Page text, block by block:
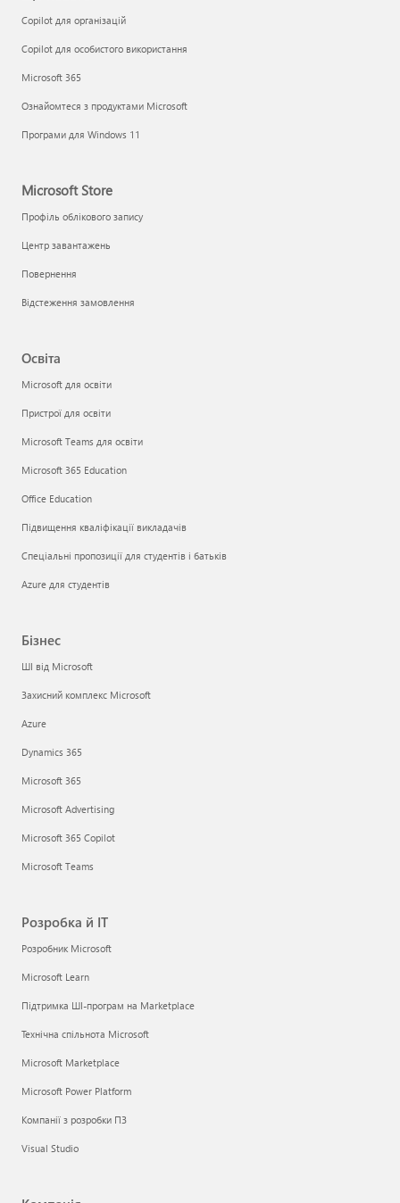
Copilot для організацій
Copilot для особистого використання
Microsoft 365
Ознайомтеся з продуктами Microsoft
Програми для Windows 11
Microsoft Store
Профіль облікового запису
Центр завантажень
Повернення
Відстеження замовлення
Освіта
Microsoft для освіти
Пристрої для освіти
Microsoft Teams для освіти
Microsoft 365 Education
Office Education
Підвищення кваліфікації викладачів
Спеціальні пропозиції для студентів і батьків
Azure для студентів
Бізнес
ШІ від Microsoft
Захисний комплекс Microsoft
Azure
Dynamics 365
Microsoft 365
Microsoft Advertising
Microsoft 365 Copilot
Microsoft Teams
Розробка й ІТ
Розробник Microsoft
Microsoft Learn
Підтримка ШІ-програм на Marketplace
Технічна спільнота Microsoft
Microsoft Marketplace
Microsoft Power Platform
Компанії з розробки ПЗ
Visual Studio